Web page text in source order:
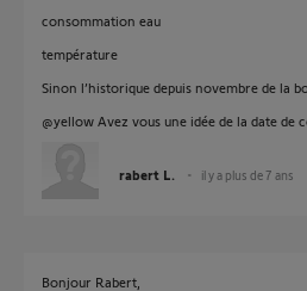
consommation eau
température
Sinon l’historique depuis novembre de la
@yellow Avez vous une idée de la date de
rabert L. il y a plus de 7 ans
Bonjour Rabert,